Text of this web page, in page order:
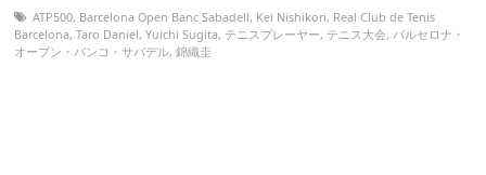
ATP500, Barcelona Open Banc Sabadell, Kei Nishikori, Real Club de Tenis
Barcelona,Taro Daniel,Yuichi Sugita, テニスプレーヤー, テニス大会,バルセロナ・
オープン・バンコ・サバデル,錦織圭